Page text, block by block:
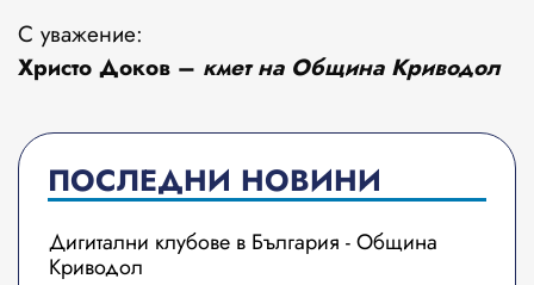
С уважение:
Христо Доков – кмет на Община Криводол
ПОСЛЕДНИ НОВИНИ
Дигитални клубове в България - Община
Криводол